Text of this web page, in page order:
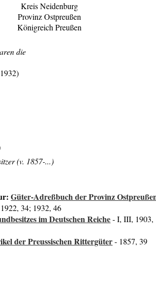
Kreis Neidenburg
Provinz Ostpreußen
Königreich Preußen
die
(v. 1857-...)
Güter-Adreßbuch der Provinz
34; 1932, 46
im Deutschen Reiche- I, III, 1903,
der Preussischen Rittergüter- 1857, 39